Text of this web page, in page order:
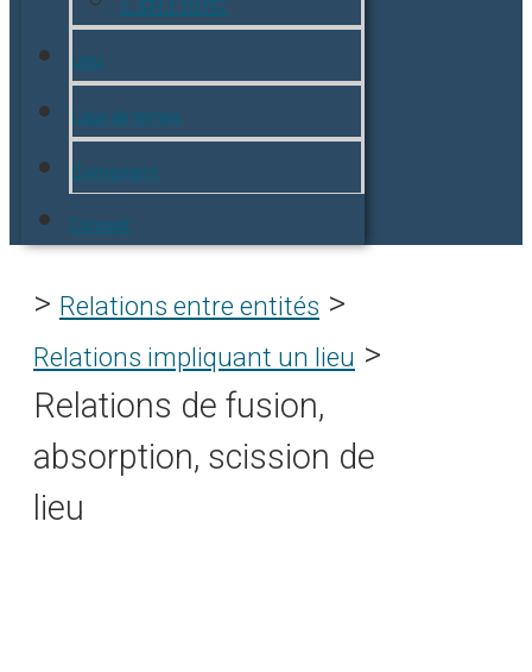
Lieu
Laps de temps
Événement
Concept
Relations entre entités >
Relations impliquant un lieu >
Relations de fusion,
absorption, scission de
lieu